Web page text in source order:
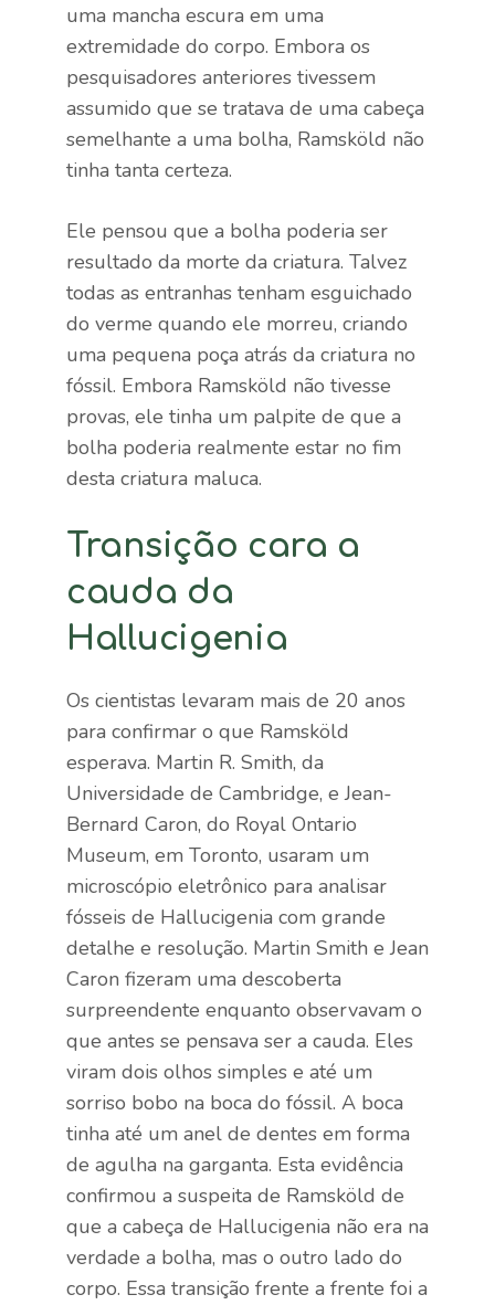
uma mancha escura em uma
extremidade do corpo. Embora os
pesquisadores anteriores tivessem
assumido que se tratava de uma cabeça
semelhante a uma bolha, Ramsköld não
tinha tanta certeza.
Ele pensou que a bolha poderia ser
resultado da morte da criatura. Talvez
todas as entranhas tenham esguichado
do verme quando ele morreu, criando
uma pequena poça atrás da criatura no
fóssil. Embora Ramsköld não tivesse
provas, ele tinha um palpite de que a
bolha poderia realmente estar no fim
desta criatura maluca.
Transição cara a
cauda da
Hallucigenia
Os cientistas levaram mais de 20 anos
para confirmar o que Ramsköld
esperava. Martin R. Smith, da
Universidade de Cambridge, e Jean-
Bernard Caron, do Royal Ontario
Museum, em Toronto, usaram um
microscópio eletrônico para analisar
fósseis de Hallucigenia com grande
detalhe e resolução. Martin Smith e Jean
Caron fizeram uma descoberta
surpreendente enquanto observavam o
que antes se pensava ser a cauda. Eles
viram dois olhos simples e até um
sorriso bobo na boca do fóssil. A boca
tinha até um anel de dentes em forma
de agulha na garganta. Esta evidência
confirmou a suspeita de Ramsköld de
que a cabeça de Hallucigenia não era na
verdade a bolha, mas o outro lado do
corpo. Essa transição frente a frente foi a